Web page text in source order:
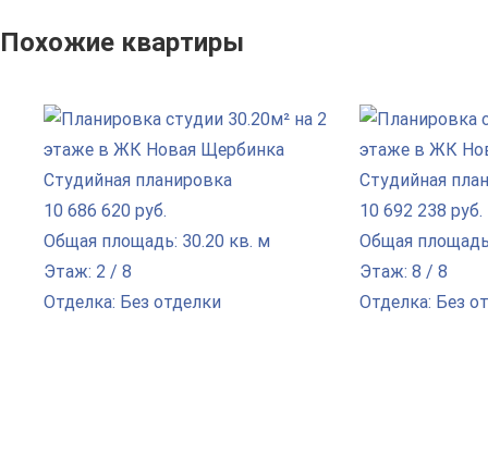
Похожие квартиры
Студийная планировка
10 686 620 руб.
Общая площадь: 30.20 кв. м
Этаж: 2 / 8
Отделка: Без отделки
Студийная
10 692 238 руб.
Общая
Этаж: 8 / 8
Отделка: Без